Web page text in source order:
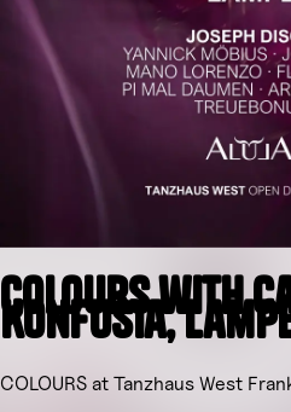
COLOURS with
Konfusia,
COLOURS at Tanzhaus West